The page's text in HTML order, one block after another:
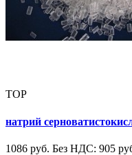
TOP
натрий
1086 руб. Без НДС: 905